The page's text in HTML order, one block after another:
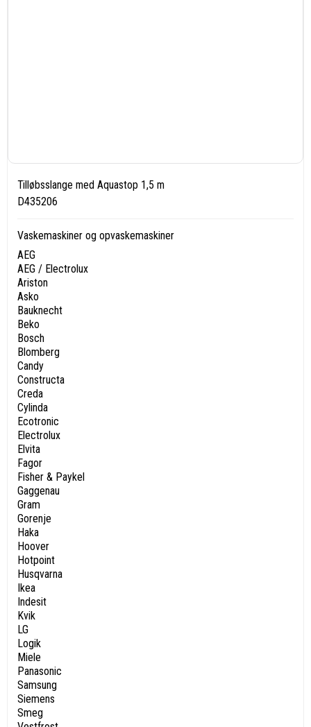
Tilløbsslange med Aquastop 1,5 m
D435206
Vaskemaskiner og opvaskemaskiner
AEG
AEG / Electrolux
Ariston
Asko
Bauknecht
Beko
Bosch
Blomberg
Candy
Constructa
Creda
Cylinda
Ecotronic
Electrolux
Elvita
Fagor
Fisher & Paykel
Gaggenau
Gram
Gorenje
Haka
Hoover
Hotpoint
Husqvarna
Ikea
Indesit
Kvik
LG
Logik
Miele
Panasonic
Samsung
Siemens
Smeg